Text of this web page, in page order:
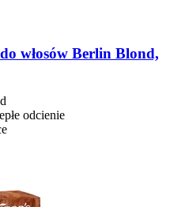
włosów Berlin Blond,
odcienie